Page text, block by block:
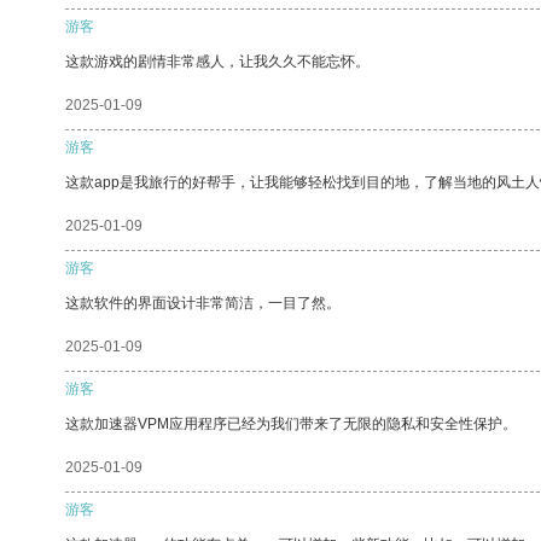
游客
这款游戏的剧情非常感人，让我久久不能忘怀。
2025-01-09
游客
这款app是我旅行的好帮手，让我能够轻松找到目的地，了解当地的风土
2025-01-09
游客
这款软件的界面设计非常简洁，一目了然。
2025-01-09
游客
这款加速器VPM应用程序已经为我们带来了无限的隐私和安全性保护。
2025-01-09
游客